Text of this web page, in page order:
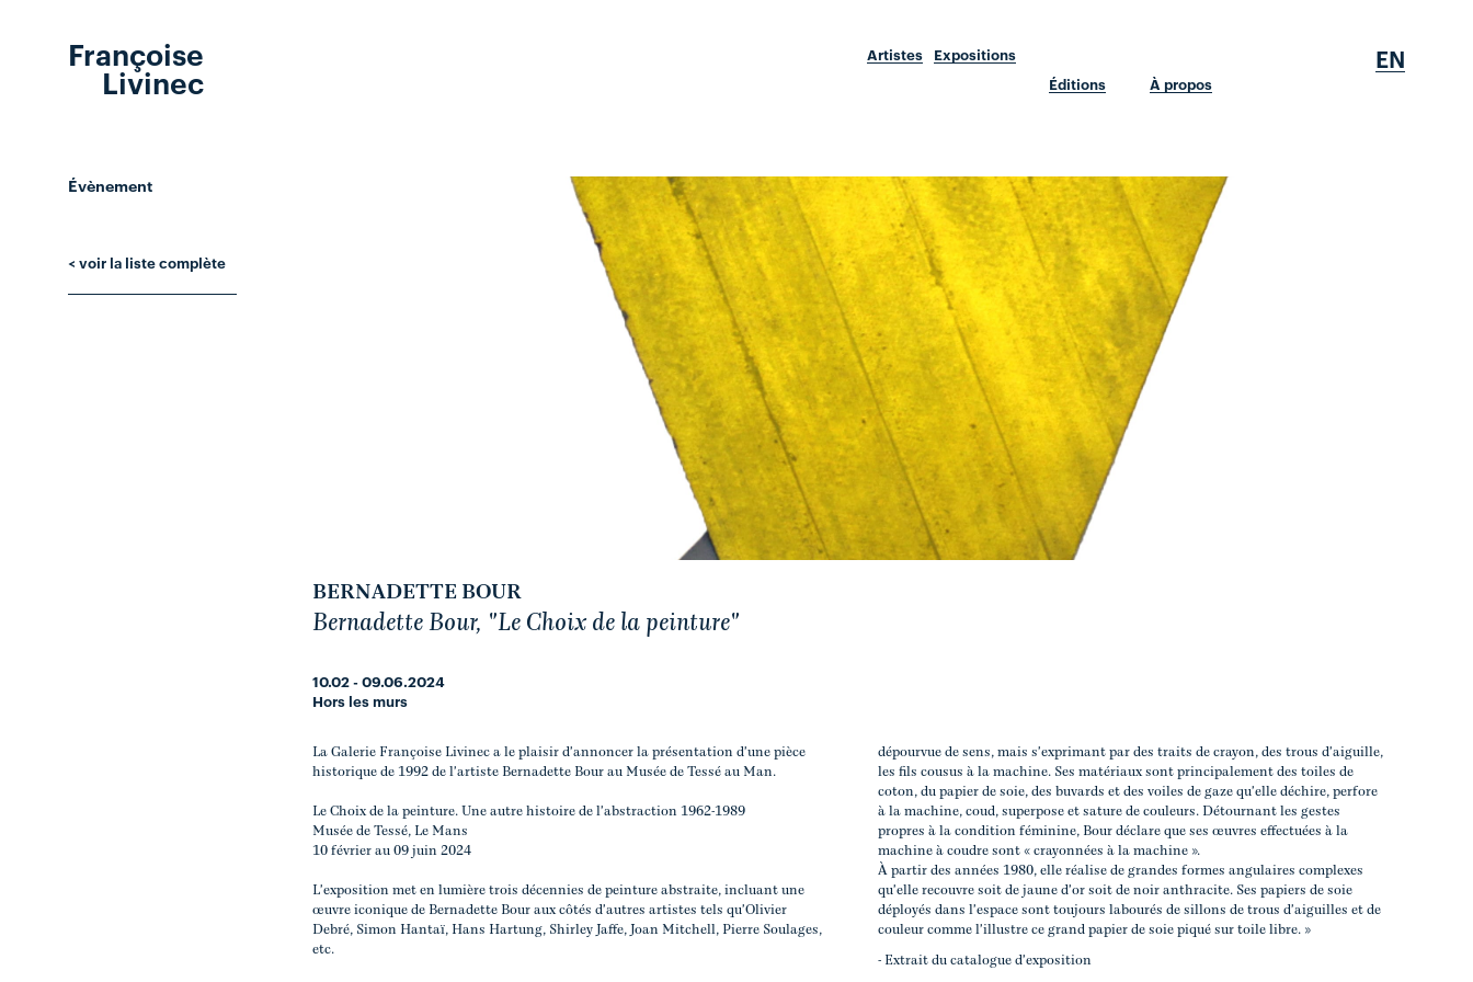
Françoise
Livinec
Artistes
Expositions
Éditions
À propos
EN
Évènement
< voir la liste complète
BERNADETTE BOUR
Bernadette Bour, "Le Choix de la peinture"
10.02 - 09.06.2024
Hors les murs
La Galerie Françoise Livinec a le plaisir d'annoncer la présentation d'une pièce
historique de 1992 de l'artiste Bernadette Bour au Musée de Tessé au Man.
Le Choix de la peinture. Une autre histoire de l'abstraction 1962-1989
Musée de Tessé, Le Mans
10 février au 09 juin 2024
L'exposition met en lumière trois décennies de peinture abstraite, incluant une
œuvre iconique de Bernadette Bour aux côtés d'autres artistes tels qu'Olivier
Debré, Simon Hantaï, Hans Hartung, Shirley Jaffe, Joan Mitchell, Pierre Soulages,
etc.
dépourvue de sens, mais s'exprimant par des traits de crayon, des trous d'aiguille,
les fils cousus à la machine. Ses matériaux sont principalement des toiles de
coton, du papier de soie, des buvards et des voiles de gaze qu'elle déchire, perfore
à la machine, coud, superpose et sature de couleurs. Détournant les gestes
propres à la condition féminine, Bour déclare que ses œuvres effectuées à la
machine à coudre sont « crayonnées à la machine ».
À partir des années 1980, elle réalise de grandes formes angulaires complexes
qu'elle recouvre soit de jaune d'or soit de noir anthracite. Ses papiers de soie
déployés dans l'espace sont toujours labourés de sillons de trous d'aiguilles et de
couleur comme l'illustre ce grand papier de soie piqué sur toile libre. »
- Extrait du catalogue d'exposition